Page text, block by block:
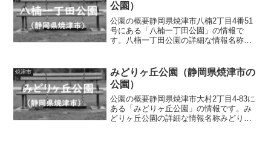
公園）
公園の概要静岡県焼津市八楠2丁目4番51
号にある「八楠一丁田公園」の情報で
す。八楠一丁田公園の詳細な情報名称八
遊具芝生広場、四阿、ベンチ、水道トイ
レの有無あ...
焼津市
みどりヶ丘公園（静岡県焼津市の
公園）
公園の概要静岡県焼津市大村2丁目4-83に
ある「みどりヶ丘公園」の情報です。み
どりヶ丘公園の詳細な情報名称みどりヶ